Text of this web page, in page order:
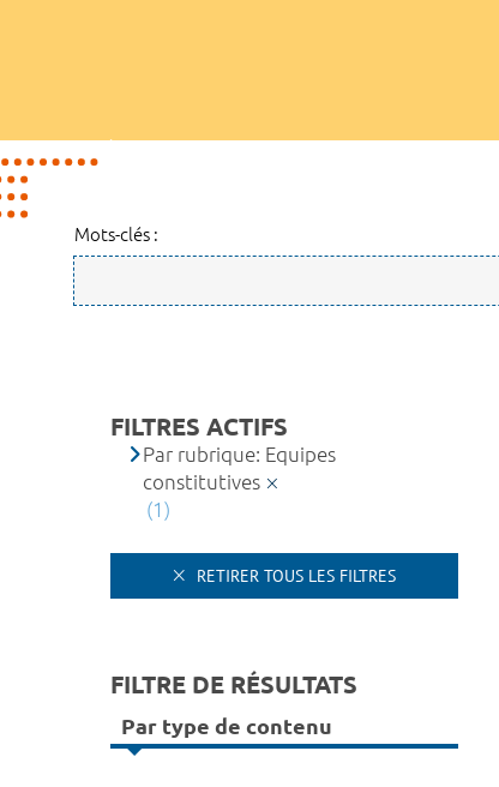
Mots-clés :
FILTRES ACTIFS
Par rubrique: Equipes
constitutives
(1)
RETIRER TOUS LES FILTRES
FILTRE DE RÉSULTATS
Par type de contenu